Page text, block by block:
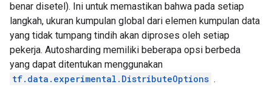
benar disetel). Ini untuk memastikan bahwa pada setiap
langkah, ukuran kumpulan global dari elemen kumpulan data
yang tidak tumpang tindih akan diproses oleh setiap
pekerja. Autosharding memiliki beberapa opsi berbeda
yang dapat ditentukan menggunakan
tf.data.experimental.DistributeOptions .